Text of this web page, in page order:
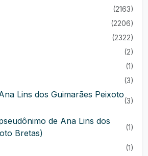
(2163)
(2206)
(2322)
(2)
(1)
(3)
Lins dos Guimarães Peixoto
(3)
de Ana Lins dos
Bretas)
(1)
(1)